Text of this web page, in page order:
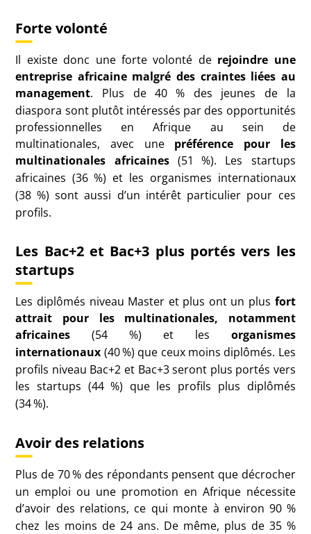
Forte volonté
Il existe donc une forte volonté de rejoindre une
entreprise africaine malgré des craintes liées au
management. Plus de 40 % des jeunes de la
diaspora sont plutôt intéressés par des opportunités
professionnelles en Afrique au sein de
multinationales, avec une
préférence pour les
multinationales africaines (51
%). Les startups
africaines (36 %) et les organismes internationaux
(38 %) sont aussi d’un intérêt particulier pour ces
profils.
Les Bac+2 et Bac+3 plus portés vers les
startups
Les diplômés niveau Master et plus ont un plus fort
attrait pour les multinationales, notamment
africaines
(54 %) et les
organismes
internationaux (40%) que ceux moins diplômés. Les
profils niveau Bac+2 et Bac+3 seront plus portés vers
les startups (44 %) que les profils plus diplômés
(34%).
Avoir des relations
Plus de 70% des répondants pensent que décrocher
un emploi ou une promotion en Afrique nécessite
d’avoir des relations, ce qui monte à environ 90 %
chez les moins de 24 ans. De même, plus de 35 %